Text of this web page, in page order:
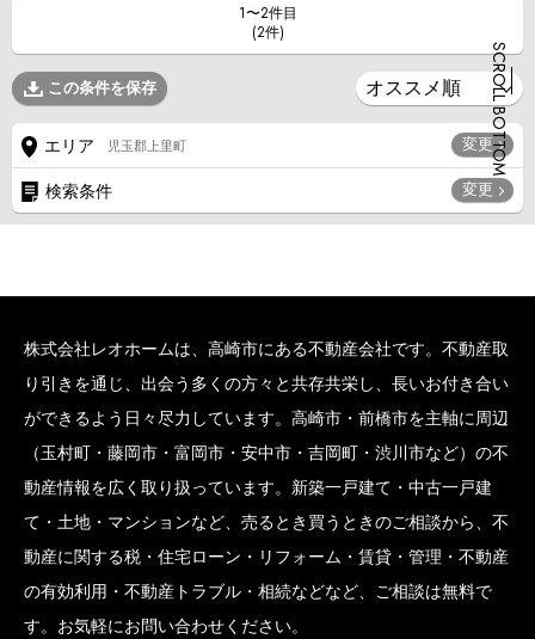
1〜2件目
(2件)
この条件を保存
エリア 児玉郡上里町 変更
検索条件 変更
株式会社レオホームは、高崎市にある不動産会社です。不動産取
り引きを通じ、出会う多くの方々と共存共栄し、長いお付き合い
ができるよう日々尽力しています。高崎市・前橋市を主軸に周辺
（玉村町・藤岡市・富岡市・安中市・吉岡町・渋川市など）の不
動産情報を広く取り扱っています。新築一戸建て・中古一戸建
て・土地・マンションなど、売るとき買うときのご相談から、不
動産に関する税・住宅ローン・リフォーム・賃貸・管理・不動産
の有効利用・不動産トラブル・相続などなど、ご相談は無料で
す。お気軽にお問い合わせください。
SCROLL BOTTOM